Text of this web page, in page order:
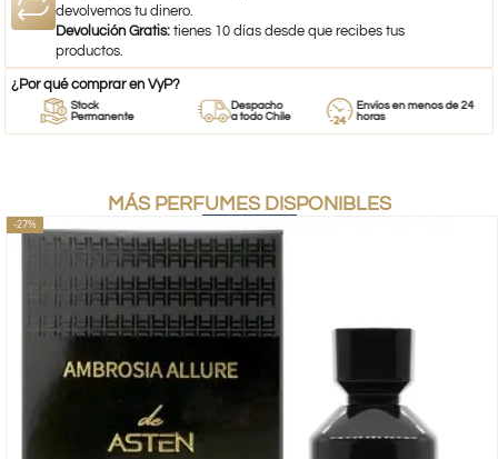
devolvemos tu dinero.
Devolución Gratis: tienes 10 días desde que recibes tus
productos.
¿Por qué comprar en VyP?
Stock
Permanente
Despacho
a todo Chile
Envíos en menos de 24
horas
MÁS PERFUMES DISPONIBLES
-27%